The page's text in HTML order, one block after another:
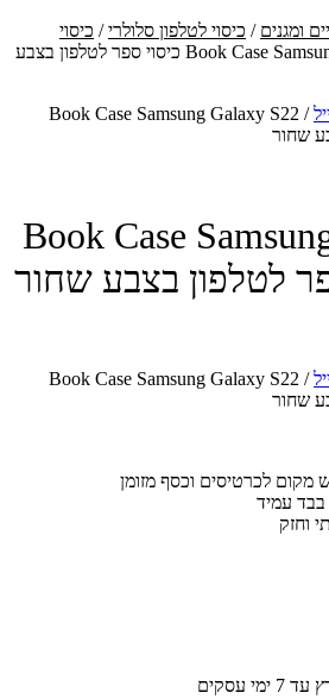
/כיסוי לטלפון סלולרי/כיסוי
/ Book Case Samsung Galaxy S22 Ultra כיסוי ספר לטלפון בצבע
Book Case Samsung Galaxy S22
Book Case
Book Case Samsung Galaxy S22
לכרטיסים וכסף מזומן
עמיד